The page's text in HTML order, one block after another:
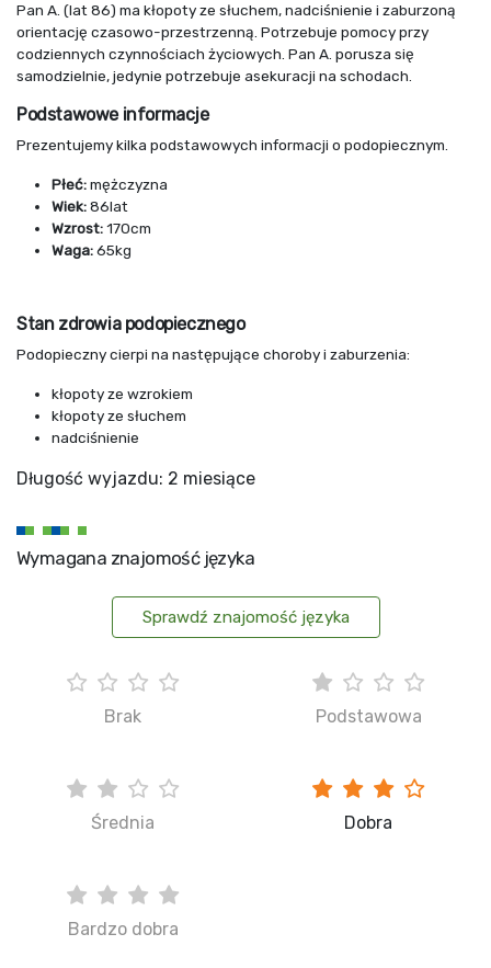
Pan A. (lat 86) ma kłopoty ze słuchem, nadciśnienie i zaburzoną
orientację czasowo-przestrzenną. Potrzebuje pomocy przy
codziennych czynnościach życiowych. Pan A. porusza się
samodzielnie, jedynie potrzebuje asekuracji na schodach.
Podstawowe informacje
Prezentujemy kilka podstawowych informacji o podopiecznym.
Płeć:mężczyzna
Wiek:86lat
Wzrost:170cm
Waga:65kg
Stan zdrowia podopiecznego
Podopieczny cierpi na następujące choroby i zaburzenia:
kłopoty ze wzrokiem
kłopoty ze słuchem
nadciśnienie
Długość wyjazdu: 2 miesiące
Wymagana znajomość języka
Sprawdź znajomość języka
Brak Podstawowa
Średnia Dobra
Bardzo dobra